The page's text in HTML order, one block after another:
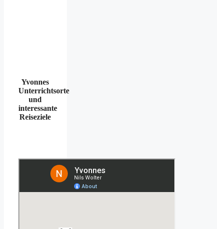
Yvonnes
Unterrichtsorte
und
interessante
Reiseziele